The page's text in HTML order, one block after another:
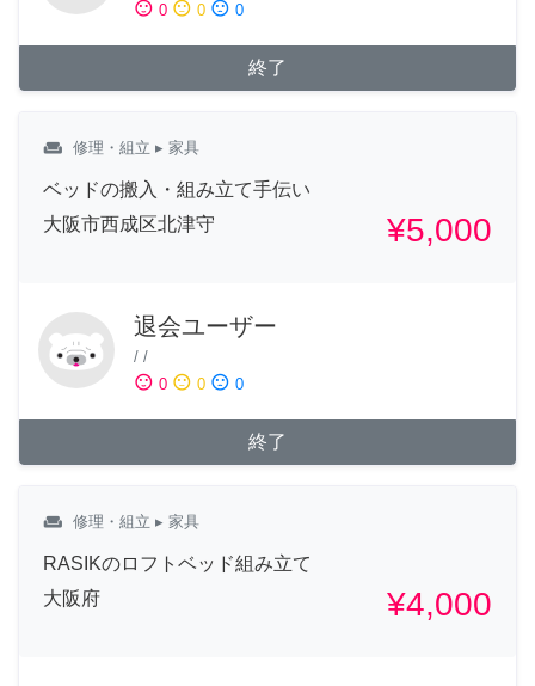
sentiment_satisfied 0 sentiment_neutral 0 sentiment_dissatisfied 0
終了
weekend 修理・組立 ▸ 家具
ベッドの搬入・組み立て手伝い
大阪市西成区北津守
¥5,000
退会ユーザー
/ /
sentiment_satisfied 0 sentiment_neutral 0 sentiment_dissatisfied 0
終了
weekend 修理・組立 ▸ 家具
RASIKのロフトベッド組み立て
大阪府
¥4,000